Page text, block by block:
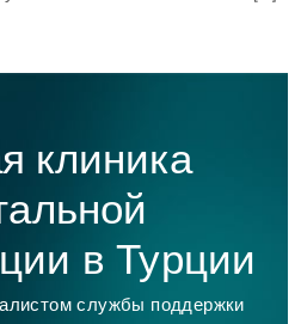
клиника
в Турции
службы поддержки